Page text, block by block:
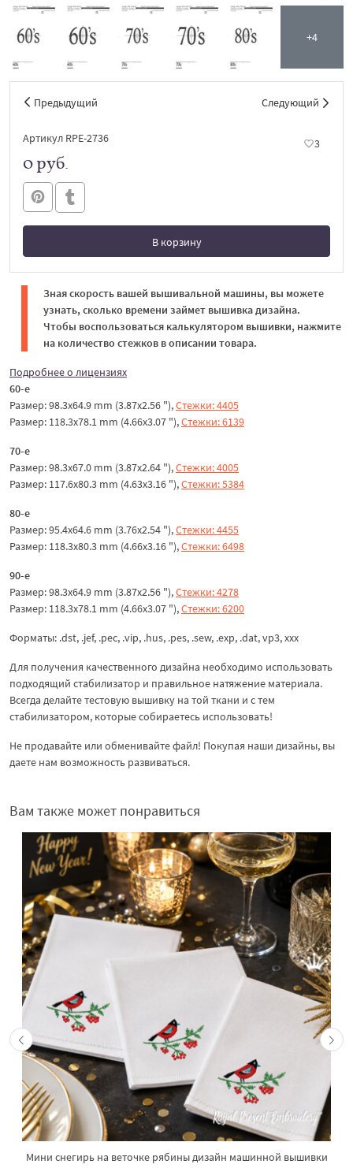
+4
Предыдущий Следующий
Артикул RPE-2736 3
0 руб.
В корзину
В корзине
Зная скорость вашей вышивальной машины, вы можете
узнать, сколько времени займет вышивка дизайна.
Чтобы воспользоваться калькулятором вышивки, нажмите
на количество стежков в описании товара.
Подробнее о лицензиях
60-е
Размер: 98.3x64.9 mm (3.87x2.56 "),Стежки: 4405
Размер: 118.3x78.1 mm (4.66x3.07 "),Стежки: 6139
70-е
Размер: 98.3x67.0 mm (3.87x2.64 "),Стежки: 4005
Размер: 117.6x80.3 mm (4.63x3.16 "),Стежки: 5384
80-е
Размер: 95.4x64.6 mm (3.76x2.54 "),Стежки: 4455
Размер: 118.3x80.3 mm (4.66x3.16 "),Стежки: 6498
90-е
Размер: 98.3x64.9 mm (3.87x2.56 "),Стежки: 4278
Размер: 118.3x78.1 mm (4.66x3.07 "),Стежки: 6200
Форматы: .dst, .jef, .pec, .vip, .hus, .pes, .sew, .exp, .dat, vp3, xxx
Для получения качественного дизайна необходимо использовать
подходящий стабилизатор и правильное натяжение материала.
Всегда делайте тестовую вышивку на той ткани и с тем
стабилизатором, которые собираетесь использовать!
Не продавайте или обменивайте файл! Покупая наши дизайны, вы
даете нам возможность развиваться.
Вам также может понравиться
Мини снегирь на веточке рябины дизайн машинной вышивки